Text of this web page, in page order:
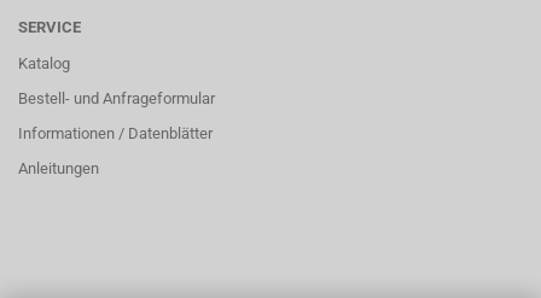
SERVICE
Katalog
Bestell- und Anfrageformular
Informationen / Datenblätter
Anleitungen